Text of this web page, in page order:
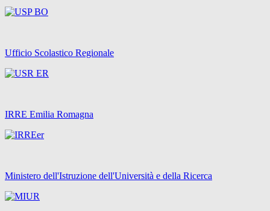
Ufficio Scolastico Regionale
IRRE Emilia Romagna
Ministero dell'Istruzione dell'Università e della Ricerca